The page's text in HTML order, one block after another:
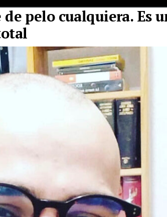
pelo cualquiera. Es